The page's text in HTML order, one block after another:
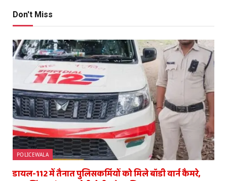
Don't Miss
POLICEWALA
डायल-112 में तैनात पुलिसकर्मियों को मिले बॉडी वार्न कैमरे,